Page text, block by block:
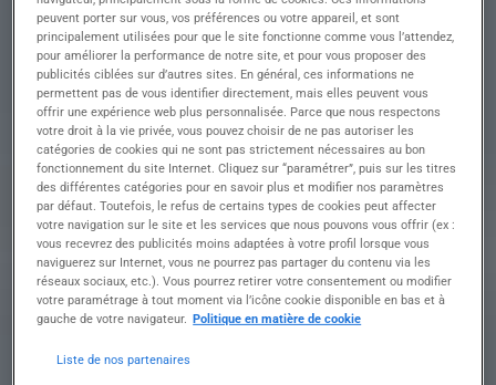
Intérim longue durée – Dagneux L'agence
AINTERIM recrute pour l'un de ses clients,
spécialisé dans le secteur de la métallurgie, un(e)
Électromécanicien(ne) en mission d'intérim
longue durée, basée à Dagneux.
???? Prise de poste : dès que possible
????️ Vos missions Rattaché(e) au responsable
maintenance et intégré(e) à une équipe de 5
personnes, vous interviendrez sur :
• La maintenance générale des équipements
(roulements, moteurs, machines...), avec
interventions en hauteur ponctuelles (escabot)
• L' entretien courant des machines
• Des opérations de grenaillage et de peinture sur
pièces
responsable production concernant les
peuvent porter sur vous, vos préférences ou votre appareil, et sont
principalement utilisées pour que le site fonctionne comme vous l’attendez,
pour améliorer la performance de notre site, et pour vous proposer des
publicités ciblées sur d’autres sites. En général, ces informations ne
permettent pas de vous identifier directement, mais elles peuvent vous
offrir une expérience web plus personnalisée. Parce que nous respectons
votre droit à la vie privée, vous pouvez choisir de ne pas autoriser les
catégories de cookies qui ne sont pas strictement nécessaires au bon
fonctionnement du site Internet. Cliquez sur “paramétrer”, puis sur les titres
des différentes catégories pour en savoir plus et modifier nos paramètres
par défaut. Toutefois, le refus de certains types de cookies peut affecter
votre navigation sur le site et les services que nous pouvons vous offrir (ex :
vous recevrez des publicités moins adaptées à votre profil lorsque vous
naviguerez sur Internet, vous ne pourrez pas partager du contenu via les
réseaux sociaux, etc.). Vous pourrez retirer votre consentement ou modifier
votre paramétrage à tout moment via l’icône cookie disponible en bas et à
gauche de votre navigateur. Politique en matière de cookie
Liste de nos partenaires